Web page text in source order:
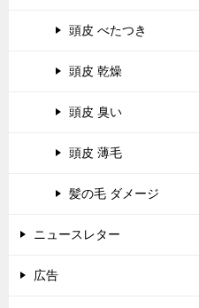
頭皮 べたつき
頭皮 乾燥
頭皮 臭い
頭皮 薄毛
髪の毛 ダメージ
ニュースレター
広告